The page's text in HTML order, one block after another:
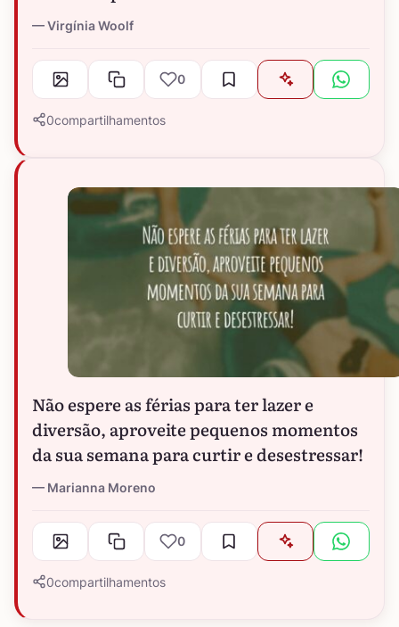
Virgínia Woolf
0
0compartilhamentos
Não espere as férias para ter lazer e
diversão, aproveite pequenos momentos
da sua semana para curtir e desestressar!
Marianna Moreno
0
0compartilhamentos